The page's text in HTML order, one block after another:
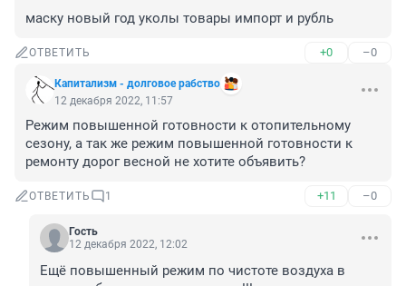
маску новый год уколы товары импорт и рубль
ОТВЕТИТЬ +0 –0
Капитализм - долговое рабство
12 декабря 2022, 11:57
Режим повышенной готовности к отопительному
сезону, а так же режим повышенной готовности к
ремонту дорог весной не хотите объявить?
ОТВЕТИТЬ 1 +11 –0
Гость
12 декабря 2022, 12:02
Ещё повышенный режим по чистоте воздуха в